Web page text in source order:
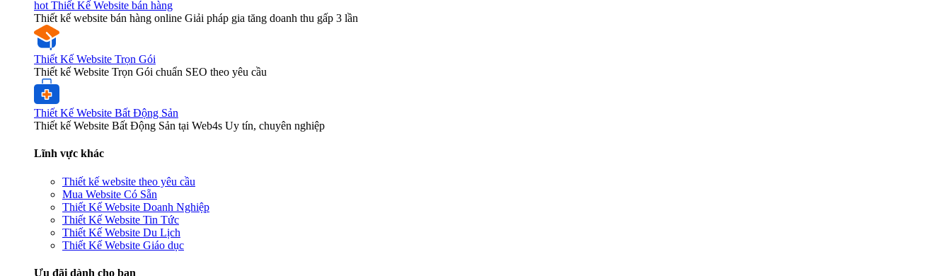
hot Thiết Kế Website bán hàng
Thiết kế website bán hàng online Giải pháp gia tăng doanh thu gấp 3 lần
Thiết Kế Website Trọn Gói
Thiết kế Website Trọn Gói chuẩn SEO theo yêu cầu
Thiết Kế Website Bất Động Sản
Thiết kế Website Bất Động Sản tại Web4s Uy tín, chuyên nghiệp
Lĩnh vực khác
Thiết kế website theo yêu cầu
Mua Website Có Sẵn
Thiết Kế Website Doanh Nghiệp
Thiết Kế Website Tin Tức
Thiết Kế Website Du Lịch
Thiết Kế Website Giáo dục
Ưu đãi dành cho bạn